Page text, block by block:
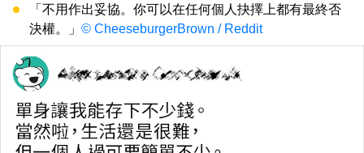
「不用作出妥協。你可以在任何個人抉擇上都有最終否
決權。」 © CheeseburgerBrown / Reddit